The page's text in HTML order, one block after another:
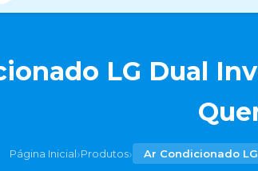
LG Dual
Página Inicial›Produtos› Ar Condicionado